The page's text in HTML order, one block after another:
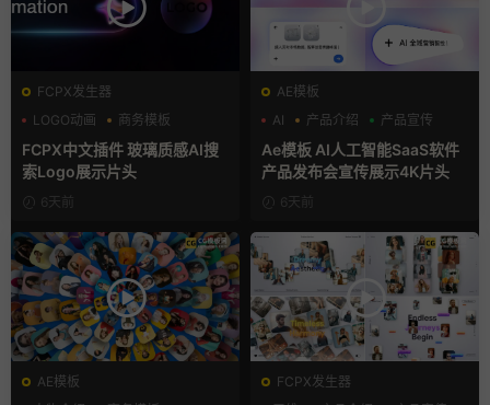
FCPX发生器
LOGO动画
商务模板
支持Intel+M芯片
FCPX中文插件 玻璃质感AI搜
索Logo展示片头
6天前
AE模板
AI
产品介绍 产品宣传
Ae模板 AI人工智能SaaS软件
产品发布会宣传展示4K片头
6天前
AE模板
FCPX发生器